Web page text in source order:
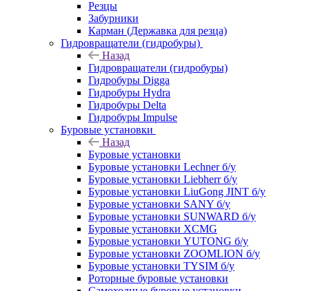
Резцы
Забурники
Карман (Державка для резца)
Гидровращатели (гидробуры)
Назад
Гидровращатели (гидробуры)
Гидробуры Digga
Гидробуры Hydra
Гидробуры Delta
Гидробуры Impulse
Буровые установки
Назад
Буровые установки
Буровые установки Lechner б/у
Буровые установки Liebherr б/у
Буровые установки LiuGong JINT б/у
Буровые установки SANY б/у
Буровые установки SUNWARD б/у
Буровые установки XCMG
Буровые установки YUTONG б/у
Буровые установки ZOOMLION б/у
Буровые установки TYSIM б/у
Роторные буровые установки